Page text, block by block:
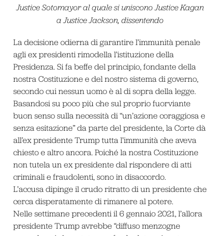
Justice Sotomayor al quale si uniscono Justice Kagan
a Justice Jackson, dissentendo
La decisione odierna di garantire l’immunità penale
agli ex presidenti rimodella l’istituzione della
Presidenza. Si fa beffe del principio, fondante della
nostra Costituzione e del nostro sistema di governo,
secondo cui nessun uomo è al di sopra della legge.
Basandosi su poco più che sul proprio fuorviante
buon senso sulla necessità di “un’azione coraggiosa e
senza esitazione” da parte del presidente, la Corte dà
all’ex presidente Trump tutta l’immunità che aveva
chiesto e altro ancora. Poiché la nostra Costituzione
non tutela un ex presidente dal rispondere di atti
criminali e fraudolenti, sono in disaccordo.
L’accusa dipinge il crudo ritratto di un presidente che
cerca disperatamente di rimanere al potere.
Nelle settimane precedenti il 6 gennaio 2021, l’allora
presidente Trump avrebbe “diffuso menzogne